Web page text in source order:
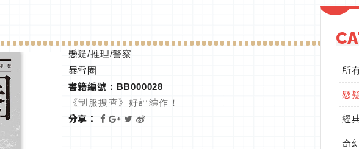
懸疑/推理/警察
暴雪圈
書籍編號：BB000028
《制服搜查》好評續作！
分享：
所
懸
經
奇